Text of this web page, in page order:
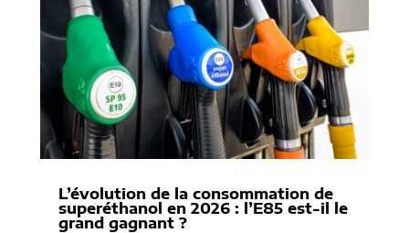
L’évolution de la consommation de
superéthanol en 2026 : l’E85 est-il le
grand gagnant ?